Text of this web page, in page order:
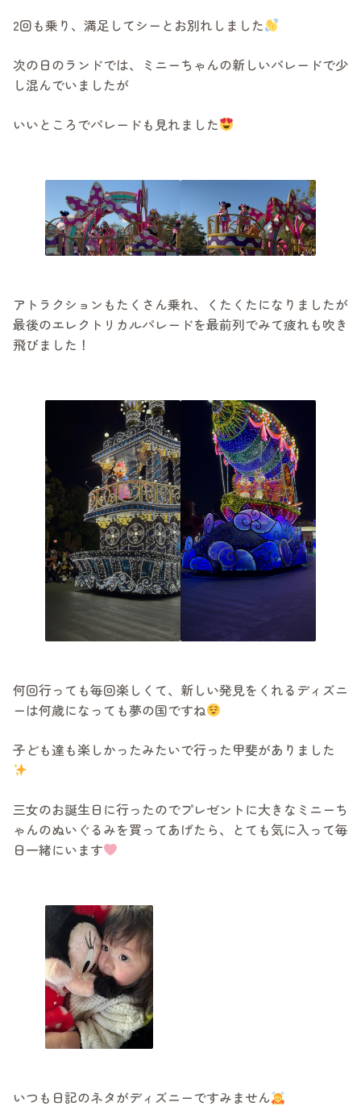
2回も乗り、満足してシーとお別れしました
次の日のランドでは、ミニーちゃんの新しいパレードで少
し混んでいましたが
いいところでパレードも見れました
アトラクションもたくさん乗れ、くたくたになりましたが
最後のエレクトリカルパレードを最前列でみて疲れも吹き
飛びました！
何回行っても毎回楽しくて、新しい発見をくれるディズニ
ーは何歳になっても夢の国ですね
子ども達も楽しかったみたいで行った甲斐がありました
三女のお誕生日に行ったのでプレゼントに大きなミニーち
ゃんのぬいぐるみを買ってあげたら、とても気に入って毎
日一緒にいます
いつも日記のネタがディズニーですみません